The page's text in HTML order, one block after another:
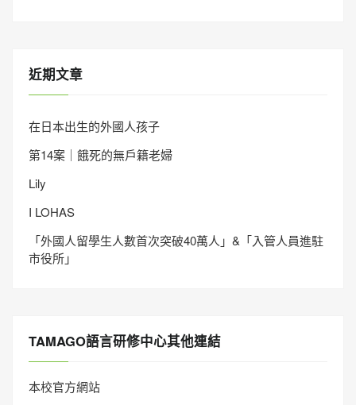
近期文章
在日本出生的外國人孩子
第14案｜餓死的無戶籍老婦
Lily
I LOHAS
「外國人留學生人數首次突破40萬人」&「入管人員進駐
市役所」
TAMAGO語言研修中心其他連結
本校官方網站